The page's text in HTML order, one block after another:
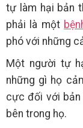
tự làm hại bản
phải là một
phó với những
Một người tự
những gì họ
cực đối với bản
bên trong họ.